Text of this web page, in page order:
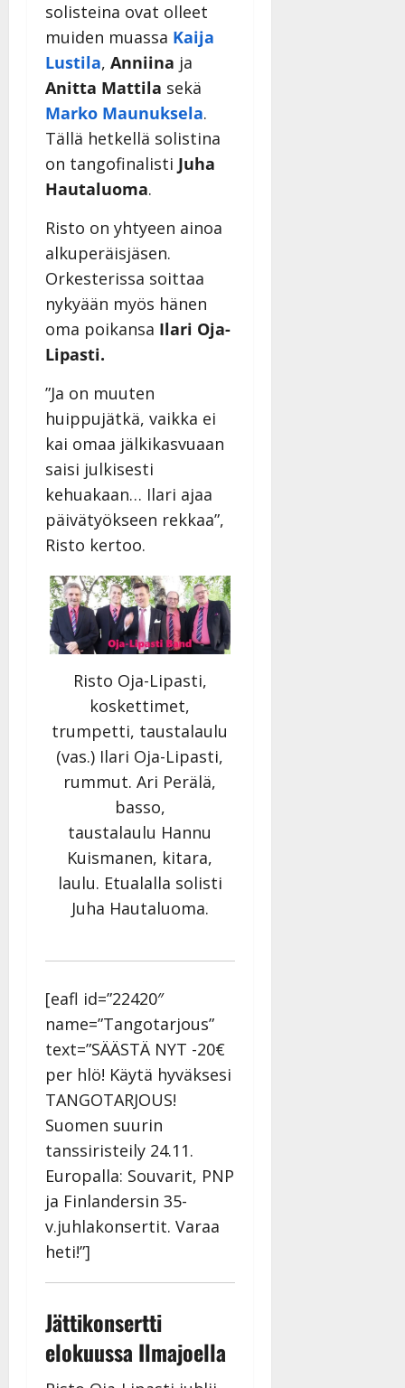
solisteina ovat olleet
muiden muassa Kaija
Lustila, Anniina ja
Anitta Mattila sekä
Marko Maunuksela.
Tällä hetkellä solistina
on tangofinalisti Juha
Hautaluoma.
Risto on yhtyeen ainoa
alkuperäisjäsen.
Orkesterissa soittaa
nykyään myös hänen
oma poikansa Ilari Oja-
Lipasti.
”Ja on muuten
huippujätkä, vaikka ei
kai omaa jälkikasvuaan
saisi julkisesti
kehuakaan… Ilari ajaa
päivätyökseen rekkaa”,
Risto kertoo.
Risto Oja-Lipasti,
koskettimet,
trumpetti, taustalaulu
(vas.) Ilari Oja-Lipasti,
rummut. Ari Perälä,
basso,
taustalaulu Hannu
Kuismanen, kitara,
laulu. Etualalla solisti
Juha Hautaluoma.
[eafl id=”22420″
name=”Tangotarjous”
text=”SÄÄSTÄ NYT -20€
per hlö! Käytä hyväksesi
TANGOTARJOUS!
Suomen suurin
tanssiristeily 24.11.
Europalla: Souvarit, PNP
ja Finlandersin 35-
v.juhlakonsertit. Varaa
heti!”]
Jättikonsertti
elokuussa Ilmajoella